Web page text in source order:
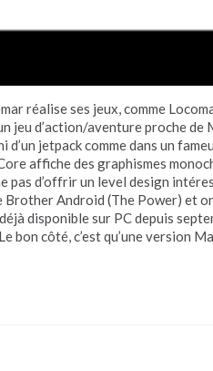
réalise ses jeux, comme
jeu d’action/aventure proche de
jetpack comme dans un
affiche des graphismes
pas d’offrir un level design
Brother Android (The Power) et
disponible sur PC depuis
bon côté, c’est qu’une version